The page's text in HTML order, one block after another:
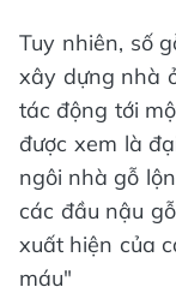
Tuy nhiên, số
xây dựng nhà
tác động tới
được xem là
ngôi nhà gỗ
các đầu nậu
xuất hiện của
máu"